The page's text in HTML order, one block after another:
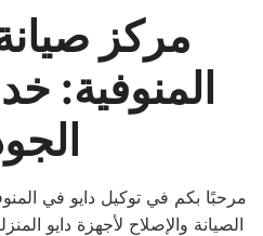
مركز
المنوفية:
مرحبًا بكم في توكيل دايو في
الصيانة والإصلاح لأجهزة دايو